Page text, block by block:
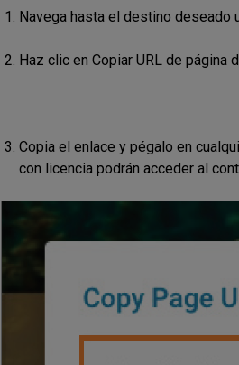
Navega hasta el destino deseado
Haz clic en Copiar URL de página
Copia el enlace y pégalo en
con licencia podrán acceder al